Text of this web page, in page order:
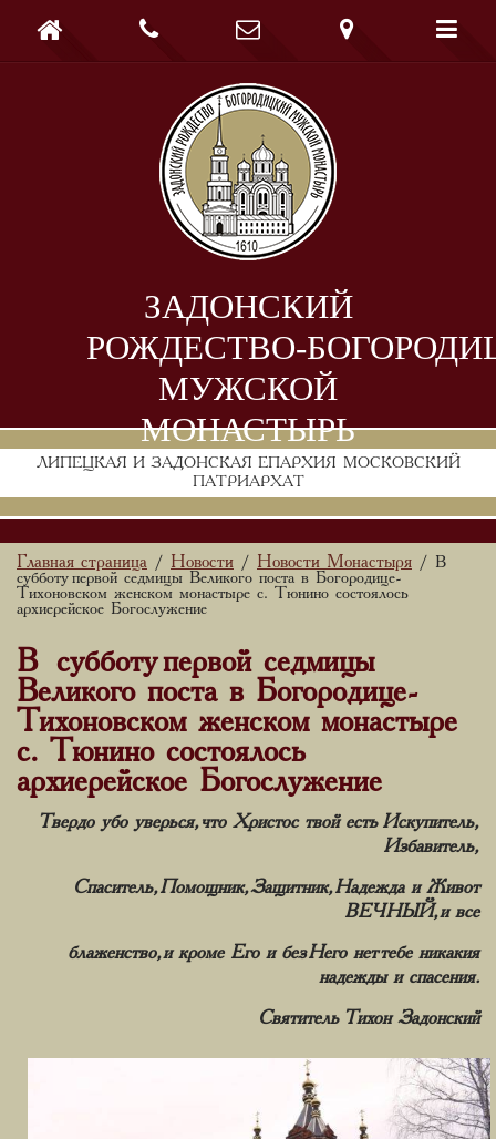
ЗАДОНСКИЙ
РОЖДЕСТВО-
МУЖСКОЙ
МОНАСТЫРЬ
ЛИПЕЦКАЯ И ЗАДОНСКАЯ ЕПАРХИЯ МОСКОВСКИЙ
ПАТРИАРХАТ
    
Главная страница / Новости / Новости Монастыря / В
субботу первой седмицы Великого поста в Богородице-
Тихоновском женском монастыре с. Тюнино состоялось
архиерейское Богослужение
В субботу первой седмицы
Великого поста в Богородице-
Тихоновском женском монастыре
с. Тюнино состоялось
архиерейское Богослужение
Твердо убо уверься, что Христос твой есть Искупитель,
Избавитель,
Спаситель, Помощник, Защитник, Надежда и Живот
ВЕЧНЫЙ, и все
блаженство, и кроме Его и без Него нет тебе никакия
надежды и спасения.
Святитель Тихон Задонский